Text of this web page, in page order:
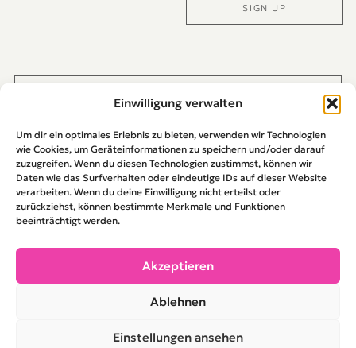
Einwilligung verwalten
Um dir ein optimales Erlebnis zu bieten, verwenden wir Technologien
wie Cookies, um Geräteinformationen zu speichern und/oder darauf
zuzugreifen. Wenn du diesen Technologien zustimmst, können wir
Daten wie das Surfverhalten oder eindeutige IDs auf dieser Website
verarbeiten. Wenn du deine Einwilligung nicht erteilst oder
zurückziehst, können bestimmte Merkmale und Funktionen
beeinträchtigt werden.
Akzeptieren
Ablehnen
Einstellungen ansehen
SIGN UP
WIR FREUEN UNS VON IHNEN ZU HÖREN !
info@stopover.de